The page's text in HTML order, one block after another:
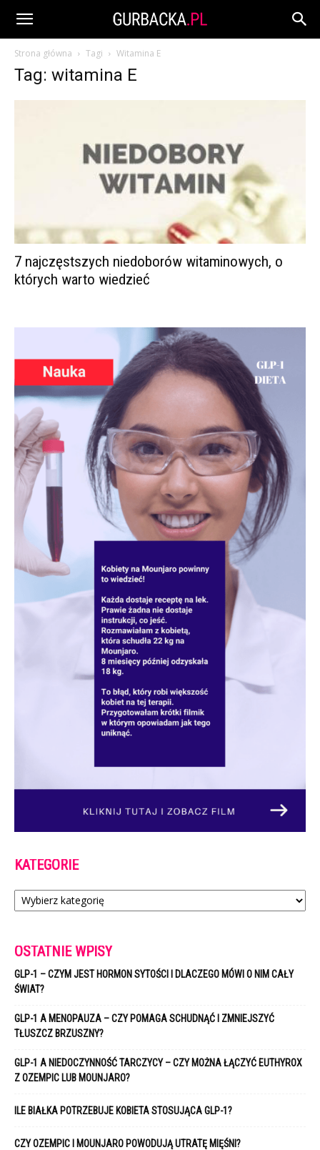
Strona główna Tagi Witamina E
Tag: witamina E
7 najczęstszych niedoborów witaminowych, o
których warto wiedzieć
KATEGORIE
Kategorie
OSTATNIE WPISY
GLP-1 – CZYM JEST HORMON SYTOŚCI I DLACZEGO MÓWI O NIM CAŁY
ŚWIAT?
GLP-1 A MENOPAUZA – CZY POMAGA SCHUDNĄĆ I ZMNIEJSZYĆ
TŁUSZCZ BRZUSZNY?
GLP-1 A NIEDOCZYNNOŚĆ TARCZYCY – CZY MOŻNA ŁĄCZYĆ EUTHYROX
Z OZEMPIC LUB MOUNJARO?
ILE BIAŁKA POTRZEBUJE KOBIETA STOSUJĄCA GLP-1?
CZY OZEMPIC I MOUNJARO POWODUJĄ UTRATĘ MIĘŚNI?